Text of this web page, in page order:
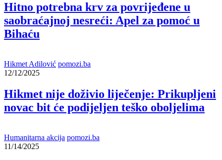
Hitno potrebna krv za povrijeđene u
saobraćajnoj nesreći: Apel za pomoć u
Bihaću
Hikmet Adilović pomozi.ba
12/12/2025
Hikmet nije doživio liječenje: Prikupljeni
novac bit će podijeljen teško oboljelima
Humanitarna akcija pomozi.ba
11/14/2025